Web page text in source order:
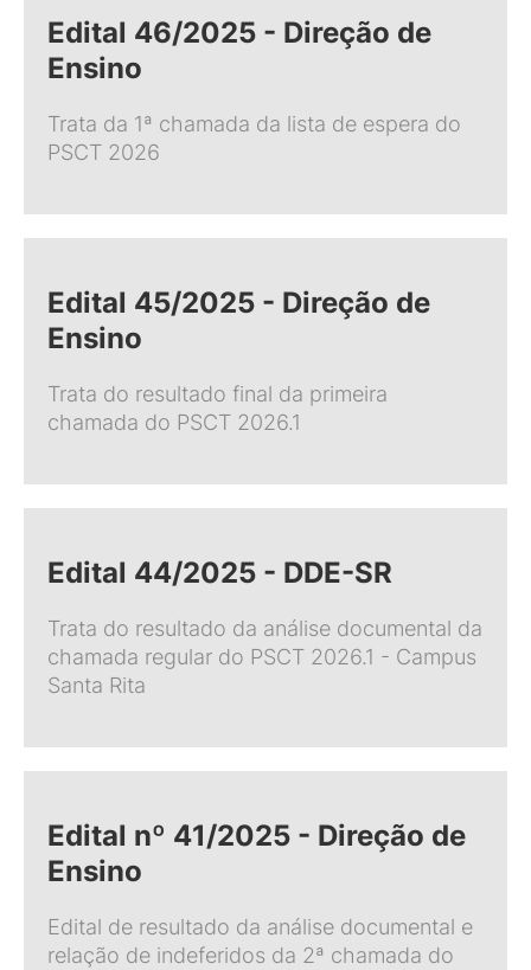
Edital 46/2025 - Direção de
Ensino
Trata da 1ª chamada da lista de espera do
PSCT 2026
Edital 45/2025 - Direção de
Ensino
Trata do resultado final da primeira
chamada do PSCT 2026.1
Edital 44/2025 - DDE-SR
Trata do resultado da análise documental da
chamada regular do PSCT 2026.1 - Campus
Santa Rita
Edital nº 41/2025 - Direção de
Ensino
Edital de resultado da análise documental e
relação de indeferidos da 2ª chamada do